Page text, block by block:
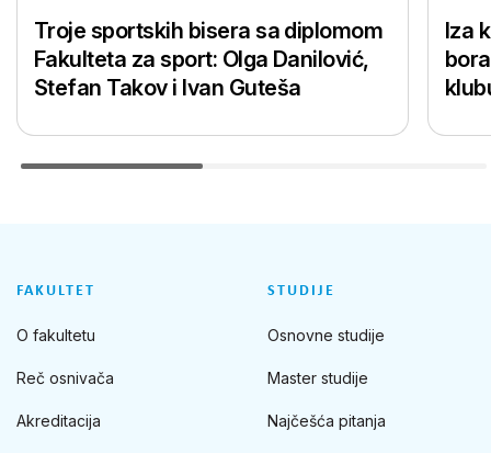
Troje sportskih bisera sa diplomom
Fakulteta za sport: Olga Danilović,
Stefan Takov i Ivan Guteša
Iza
FAKULTET
O fakultetu
Reč osnivača
Akreditacija
STUDIJE
Osnovne studije
Master studije
Najčešća pitanja